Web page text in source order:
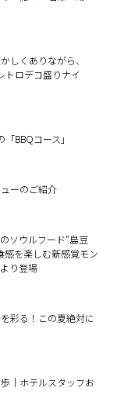
しくありながら、
トロデコ盛りナイ
BBQコース」
ーのご紹介
のソウルフード“島豆
感を楽しむ新感覚モン
り登場
彩る！この夏絶対に
｜ホテルスタッフお